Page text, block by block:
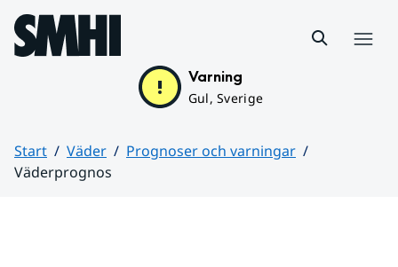
Hoppa till sidans innehåll
Varning
Gul, Sverige
Start Väder
Prognoser och varningar
Väderprognos